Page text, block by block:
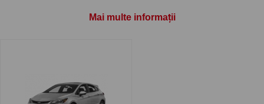
www.carlig.roveți găs cârlige remorcare de calitate și
de încredere pentru CHEVROLET CRUZE 5 uși . Toate
Mai multe informații